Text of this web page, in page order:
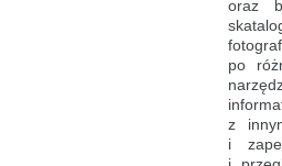
oraz
po
z
i